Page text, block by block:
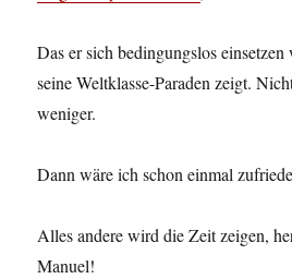
Das er sich bedingungslos
seine Weltklasse-Paraden zeigt.
weniger.
Dann wäre ich schon einmal
Alles andere wird die Zeit zeigen,
Manuel!